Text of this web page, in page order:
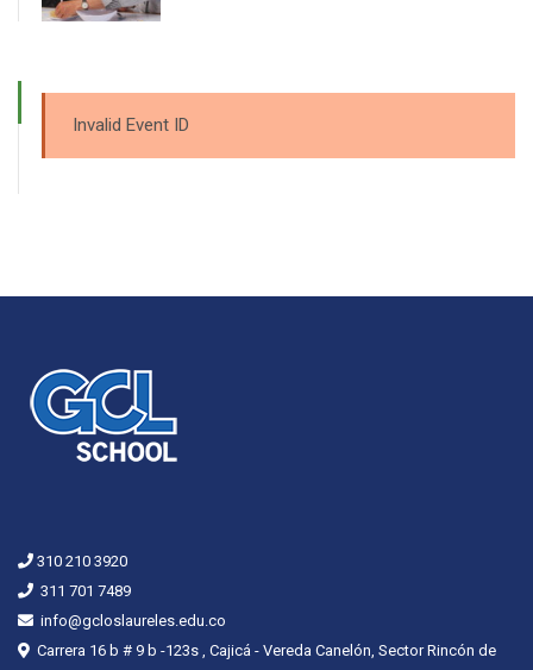
Invalid Event ID
310 210 3920
311 701 7489
info@gcloslaureles.edu.co
Carrera 16 b # 9 b -123s , Cajicá - Vereda Canelón, Sector Rincón de